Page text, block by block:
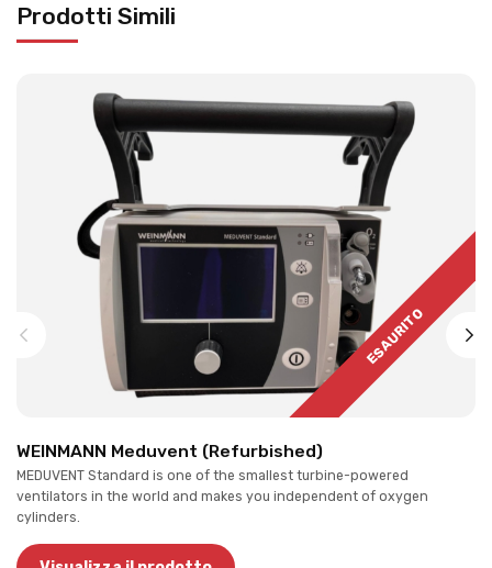
Prodotti Simili
ESAURITO
WEINMANN Meduvent (Refurbished)
MEDUVENT Standard is one of the smallest turbine-powered
ventilators in the world and makes you independent of oxygen
cylinders.